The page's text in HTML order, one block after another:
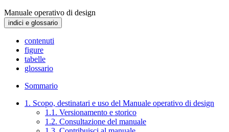
Manuale operativo di design
indici e glossario
contenuti
figure
tabelle
glossario
Sommario
1. Scopo, destinatari e uso del Manuale operativo di design
1.1. Versionamento e storico
1.2. Consultazione del manuale